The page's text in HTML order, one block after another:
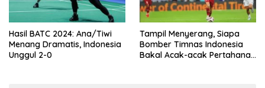
Hasil BATC 2024: Ana/Tiwi
Menang Dramatis, Indonesia
Unggul 2-0
Tampil Menyerang, Siapa
Bomber Timnas Indonesia
Bakal Acak-acak Pertahanan